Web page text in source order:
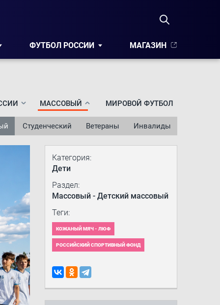
ФУТБОЛ РОССИИ МАГАЗИН
МАССОВЫЙ
Инвалиды
Ветераны
Студенческий
МИРОВОЙ ФУТБОЛ
Категория:
Дети
Раздел:
Массовый - Детский массовый
Теги:
КОЖАНЫЙ МЯЧ - ЛЮФ
РОССИЙСКИЙ СПОРТИВНЫЙ ФОНД